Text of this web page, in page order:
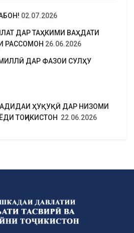
02.07.2026
ДАР ТАҲКИМИ ВАҲДАТИ
РАССОМОН 26.06.2026
ДАР ФАЗОИ СУЛҲУ
ҲУҚУҚӢ ДАР НИЗОМИ
ТОҶИКИСТОН 22.06.2026